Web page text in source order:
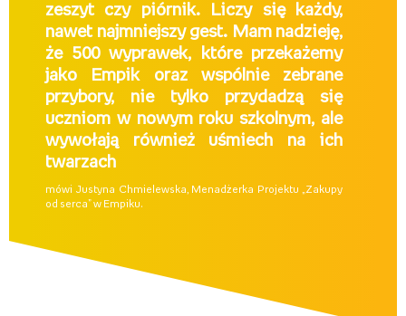
zeszyt czy piórnik. Liczy się każdy,
nawet najmniejszy gest. Mam nadzieję,
że 500 wyprawek, które przekażemy
jako Empik oraz wspólnie zebrane
przybory, nie tylko przydadzą się
uczniom w nowym roku szkolnym, ale
wywołają również uśmiech na ich
twarzach
mówi Justyna Chmielewska, Menadżerka Projektu „Zakupy
od serca” w Empiku.